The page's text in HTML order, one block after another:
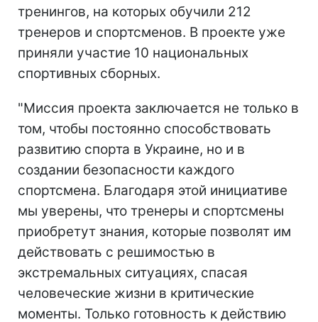
тренингов, на которых обучили 212
тренеров и спортсменов. В проекте уже
приняли участие 10 национальных
спортивных сборных.
"Миссия проекта заключается не только в
том, чтобы постоянно способствовать
развитию спорта в Украине, но и в
создании безопасности каждого
спортсмена. Благодаря этой инициативе
мы уверены, что тренеры и спортсмены
приобретут знания, которые позволят им
действовать с решимостью в
экстремальных ситуациях, спасая
человеческие жизни в критические
моменты. Только готовность к действию